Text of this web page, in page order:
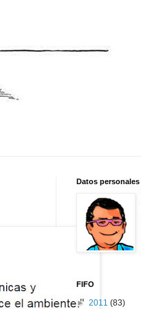
Datos personales
FIFO
► 2011 (83)